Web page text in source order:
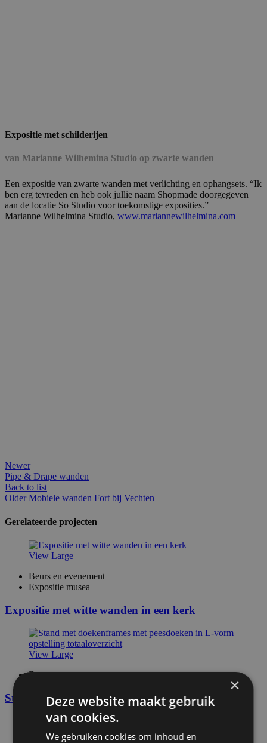
Expositie met schilderijen
van Marianne Wilhemina Studio op zwarte wanden
Een expositie van zwarte wanden met verlichting en ophangsets. “Ik
ben erg tevreden en heb ook jullie naam Shopmade doorgegeven
aan de locatie So Studio voor toekomstige exposities.”
Marianne Wilhelmina Studio, www.mariannewilhelmina.com
Newer
Pipe & Drape wanden
Back to list
Older Mobiele wanden Fort bij Vechten
Gerelateerde projecten
View Large
Beurs en evenement
Expositie musea
Expositie met witte wanden in een kerk
View Large
Beurs en evenement
Stand met doekenframes en bergruimte
View Large
×
Deze website maakt gebruik
van cookies.
We gebruiken cookies om inhoud en